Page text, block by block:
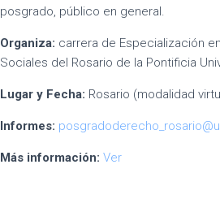
posgrado, público en general.
Organiza: carrera de Especialización
Sociales del Rosario de la Pontificia
Lugar y Fecha: Rosario (modalidad
Informes:
Más información: Ver